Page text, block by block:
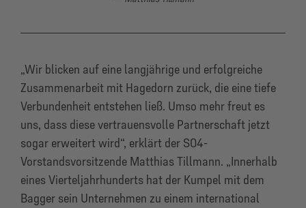
„Wir blicken auf eine langjährige und erfolgreiche
Zusammenarbeit mit Hagedorn zurück, die eine tiefe
Verbundenheit entstehen ließ. Umso mehr freut es
uns, dass diese vertrauensvolle Partnerschaft jetzt
sogar erweitert wird“, erklärt der S04-
Vorstandsvorsitzende Matthias Tillmann. „Innerhalb
eines Vierteljahrhunderts hat der Kumpel mit dem
Bagger sein Unternehmen zu einem international